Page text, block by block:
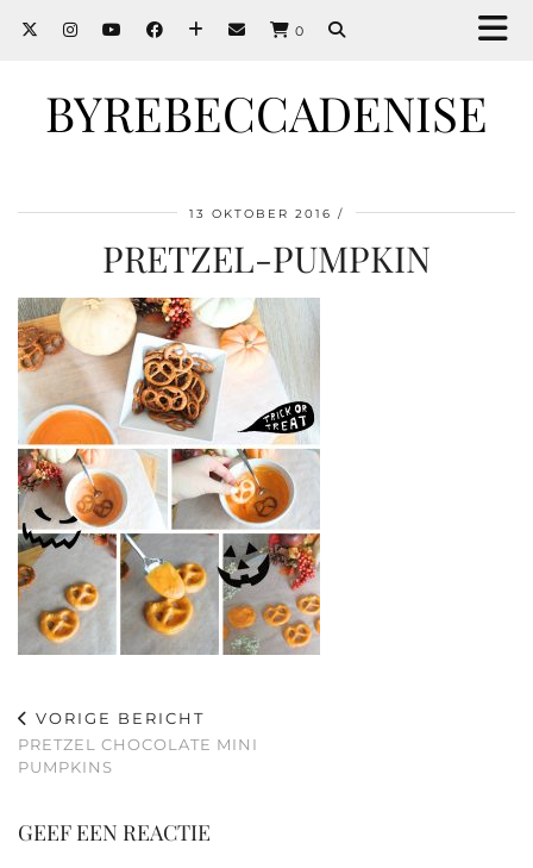
0
BYREBECCADENISE
13 OKTOBER 2016
PRETZEL-PUMPKIN
VORIGE BERICHT
PRETZEL CHOCOLATE MINI
PUMPKINS
GEEF EEN REACTIE